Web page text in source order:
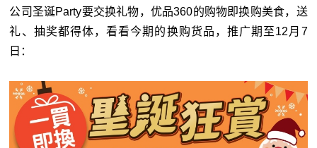
公司圣诞Party要交换礼物，优品360的购物即换购美食，送
礼、抽奖都得体，看看今期的换购货品，推广期至12月7
日：